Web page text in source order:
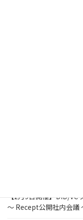
【2月9日開催】DID/VC
～ Recept公開社内会議